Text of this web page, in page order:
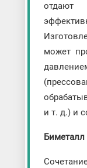
может
и т. д.) и